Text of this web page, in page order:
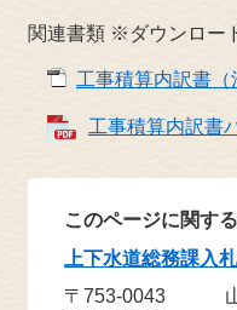
関連書類 ※ダウンロー
工事積算内訳書
工事積算内訳書
このページに関す
上下水道総務課入
〒753-0043